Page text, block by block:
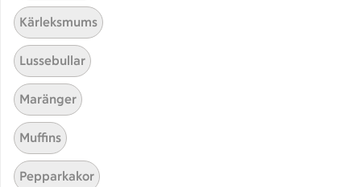
Tunnbrödsrulle
Kärleksmums
Lussebullar
Maränger
Muffins
Pepparkakor